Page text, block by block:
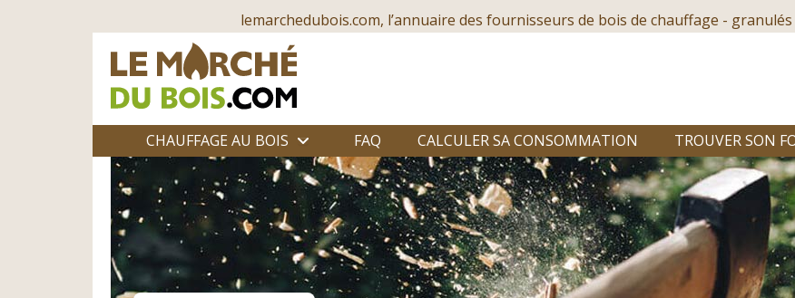
lemarchedubois.com, l’annuaire des fournisseurs de bois de chauffage -
CHAUFFAGE AU BOIS FAQ CALCULER SA CONSOMMATION TROUVER SON